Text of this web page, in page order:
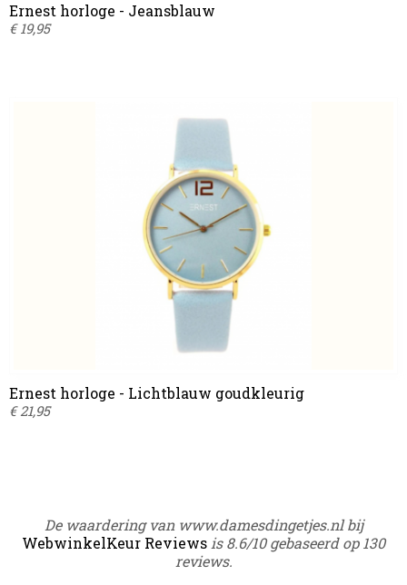
Ernest horloge - Jeansblauw
€ 19,95
Ernest horloge - Lichtblauw goudkleurig
€ 21,95
De waardering van www.damesdingetjes.nl bij
WebwinkelKeur Reviews is 8.6/10 gebaseerd op 130
reviews.